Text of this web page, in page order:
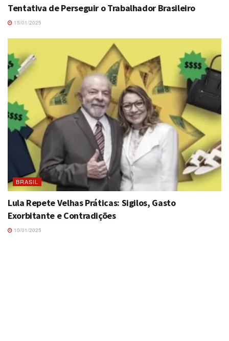
Tentativa de Perseguir o Trabalhador Brasileiro
15/01/2025
BRASIL
Lula Repete Velhas Práticas: Sigilos, Gasto
Exorbitante e Contradições
10/01/2025